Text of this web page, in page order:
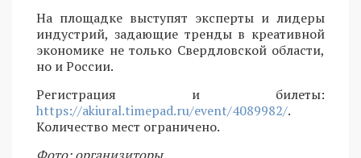
На площадке выступят эксперты и лидеры
индустрий, задающие тренды в креативной
экономике не только Свердловской области,
но и России.
Регистрация и билеты:
https://akiural.timepad.ru/event/4089982/.
Количество мест ограничено.